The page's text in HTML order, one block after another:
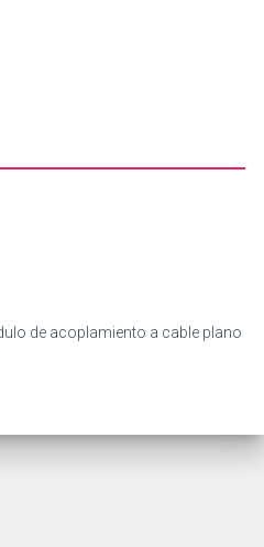
de acoplamiento a cable plano